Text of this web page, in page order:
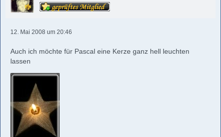
12. Mai 2008 um 20:46
Auch ich möchte für Pascal eine Kerze ganz hell leuchten
lassen